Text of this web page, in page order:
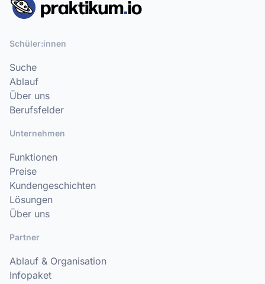
Schüler:innen
Suche
Ablauf
Über uns
Berufsfelder
Unternehmen
Funktionen
Preise
Kundengeschichten
Lösungen
Über uns
Partner
Ablauf & Organisation
Infopaket